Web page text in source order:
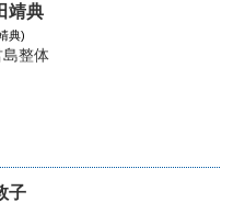
靖典
典)
島整体
子